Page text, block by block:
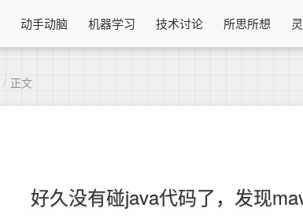
动手动脑 机器学习 技术讨论 所思所想
/ 正文
好久没有碰java代码了，发现